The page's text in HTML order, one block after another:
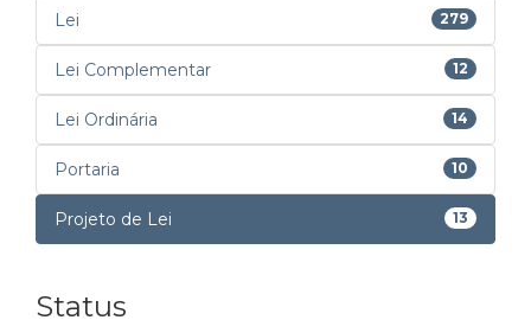
Lei 279
Lei Complementar 12
Lei Ordinária 14
Portaria 10
Projeto de Lei 13
Status